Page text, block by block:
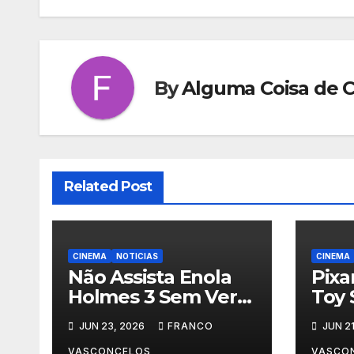
ByAlguma Coisa de
Related Post
CINEMA NOTICIAS
Não Assista Enola
Holmes 3 Sem Ver
Isso Primeiro!
JUN 23, 2026 FRANCO
VASCONCELOS
CINEMA
Toy
JUN